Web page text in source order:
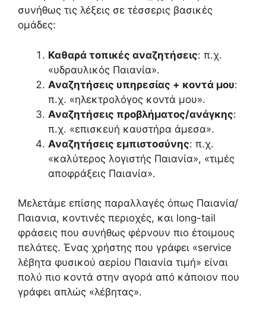
συνήθως τις λέξεις σε τέσσερις βασικές
ομάδες:
Καθαρά τοπικές αναζητήσεις: π.χ.
«υδραυλικός Παιανία».
Αναζητήσεις υπηρεσίας + κοντά μου:
π.χ. «ηλεκτρολόγος κοντά μου».
Αναζητήσεις προβλήματος/ανάγκης:
π.χ. «επισκευή καυστήρα άμεσα».
Αναζητήσεις εμπιστοσύνης: π.χ.
«καλύτερος λογιστής Παιανία», «τιμές
αποφράξεις Παιανία».
Μελετάμε επίσης παραλλαγές όπως Παιανία/
Παιανια, κοντινές περιοχές, και long-tail
φράσεις που συνήθως φέρνουν πιο έτοιμους
πελάτες. Ένας χρήστης που γράφει «service
λέβητα φυσικού αερίου Παιανία τιμή» είναι
πολύ πιο κοντά στην αγορά από κάποιον που
γράφει απλώς «λέβητας».